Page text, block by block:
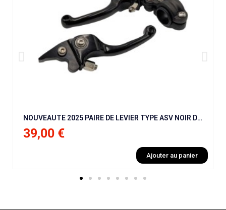
NOUVEAUTE 2025 PAIRE DE LEVIER TYPE ASV NOIR DIRT BIKE / PIT BIKE
39,00 €
Ajouter au panier